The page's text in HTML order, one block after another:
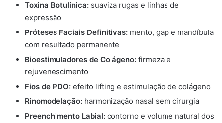
Toxina Botulínica: suaviza rugas e linhas de
expressão
Próteses Faciais Definitivas: mento, gap e mandíbula
com resultado permanente
Bioestimuladores de Colágeno: firmeza e
rejuvenescimento
Fios de PDO: efeito lifting e estimulação de colágeno
Rinomodelação: harmonização nasal sem cirurgia
Preenchimento Labial: contorno e volume natural dos